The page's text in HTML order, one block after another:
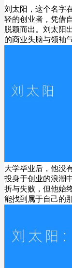
刘太阳，这个名字
轻的创业者，凭借
脱颖而出。刘太阳
的商业头脑与领袖
大学毕业后，他没
投身于创业的浪潮
折与失败，但他始
能找到属于自己的